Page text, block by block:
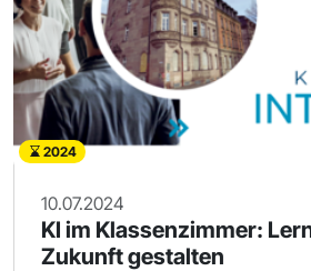
2024
10.07.2024
KI im Klassenzimmer:
Zukunft gestalten